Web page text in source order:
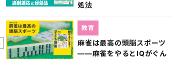
処法
麻雀は最高の頭脳スポーツ
――麻雀をやるとIQがぐん
教育